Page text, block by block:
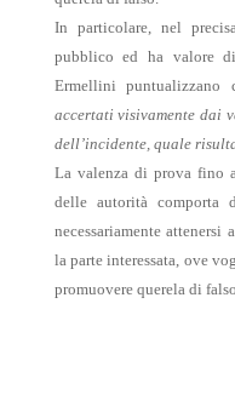
In particolare, nel
pubblico ed ha valore
Ermellini
accertati visivamente dai
dell’incidente, quale
La valenza di prova fino
delle autorità
necessariamente
la parte interessata, ove
promuovere querela di